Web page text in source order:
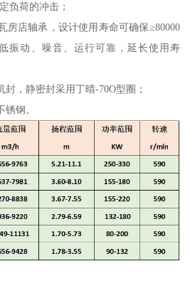
负荷的冲击；
房店轴承，设计使用寿命可确保≥80000
振动、噪音、运行可靠，延长使用寿
，静密封采用丁晴-70O型圈；
钢。